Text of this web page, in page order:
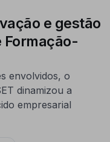
e gestão
envolvidos, o
dinamizou a
empresarial